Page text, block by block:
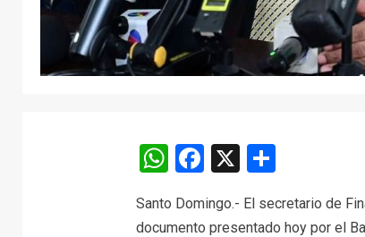
WhatsApp
Facebook
X
Santo Domingo.- El secretario de
documento presentado hoy por el